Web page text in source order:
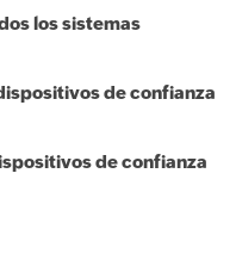
los sistemas
de confianza
de confianza